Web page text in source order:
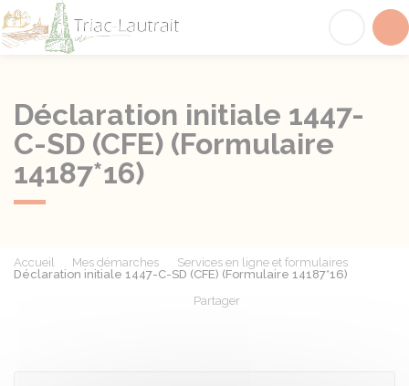
Déclaration initiale 1447-
C-SD (CFE) (Formulaire
14187*16)
Accueil Mes démarches
Services en ligne et formulaires
Déclaration initiale 1447-C-SD (CFE) (Formulaire 14187*16)
Partager